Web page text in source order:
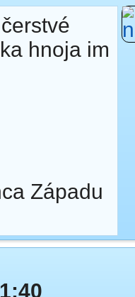
hnoja im
Západu